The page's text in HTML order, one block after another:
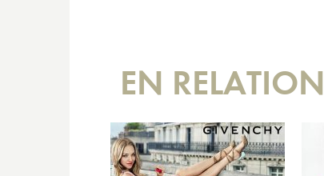
EN RELATION